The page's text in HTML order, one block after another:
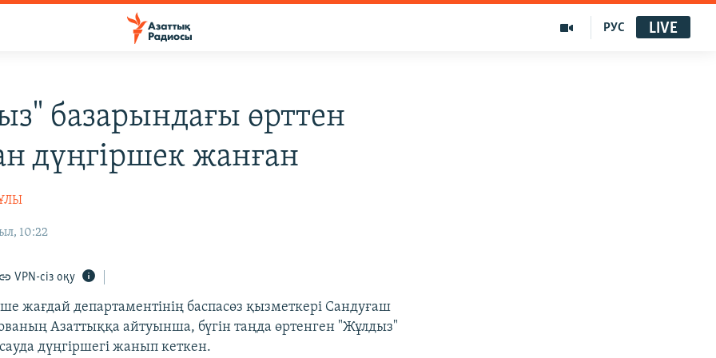
РУС LIVE
базарындағы өрттен
дүңгіршек жанған
10:22
VPN-сіз оқу
жағдай департаментінің баспасөз қызметкері Сандуғаш
Азаттыққа айтуынша, бүгін таңда өртенген "Жұлдыз"
дүңгіршегі жанып кеткен.